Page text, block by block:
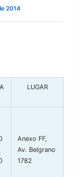
2014
LUGAR
Anexo FF,
Av. Belgrano
1782